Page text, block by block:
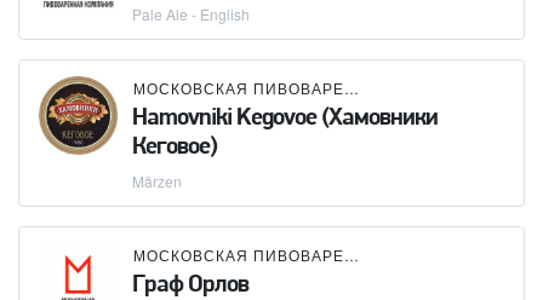
Pale Ale - English
МОСКОВСКАЯ ПИВОВАРЕННАЯ КОМПАНИЯ (МПК)
Hamovniki Kegovoe (Хамовники
Кеговое)
Märzen
МОСКОВСКАЯ ПИВОВАРЕННАЯ КОМПАНИЯ (МПК)
Граф Орлов